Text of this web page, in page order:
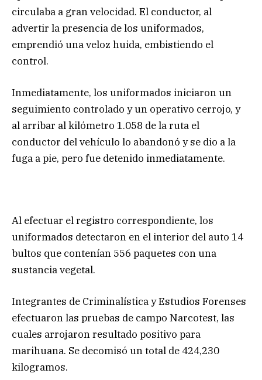
circulaba a gran velocidad. El conductor, al
advertir la presencia de los uniformados,
emprendió una veloz huida, embistiendo el
control.
Inmediatamente, los uniformados iniciaron un
seguimiento controlado y un operativo cerrojo, y
al arribar al kilómetro 1.058 de la ruta el
conductor del vehículo lo abandonó y se dio a la
fuga a pie, pero fue detenido inmediatamente.
Al efectuar el registro correspondiente, los
uniformados detectaron en el interior del auto 14
bultos que contenían 556 paquetes con una
sustancia vegetal.
Integrantes de Criminalística y Estudios Forenses
efectuaron las pruebas de campo Narcotest, las
cuales arrojaron resultado positivo para
marihuana. Se decomisó un total de 424,230
kilogramos.